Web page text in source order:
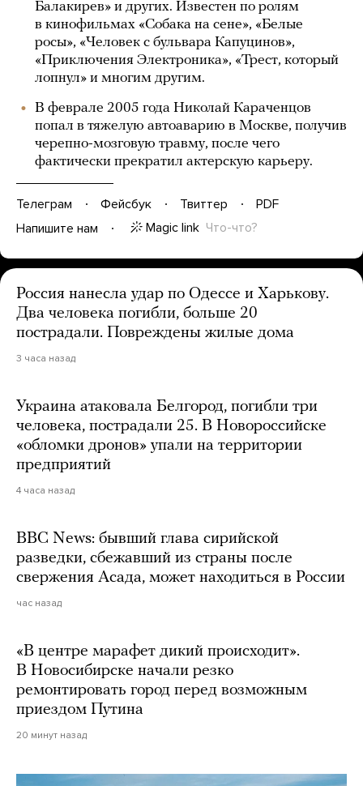
Балакирев» и других. Известен по ролям
в кинофильмах «Собака на сене», «Белые
росы», «Человек с бульвара Капуцинов»,
«Приключения Электроника», «Трест, который
лопнул» и многим другим.
В феврале 2005 года Николай Караченцов
попал в тяжелую автоаварию в Москве, получив
черепно-мозговую травму, после чего
фактически прекратил актерскую карьеру.
Телеграм Фейсбук Твиттер
PDF
Напишите нам
Magic link Что-что?
Россия нанесла удар по Одессе и Харькову.
Два человека погибли, больше 20
пострадали. Повреждены жилые дома
3 часа назад
Украина атаковала Белгород, погибли три
человека, пострадали 25. В Новороссийске
«обломки дронов» упали на территории
предприятий
4 часа назад
BBC News: бывший глава сирийской
разведки, сбежавший из страны после
свержения Асада, может находиться в России
час назад
«В центре марафет дикий происходит».
В Новосибирске начали резко
ремонтировать город перед возможным
приездом Путина
20 минут назад